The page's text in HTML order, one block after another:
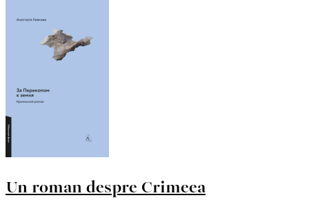
Un roman despre Crimeea